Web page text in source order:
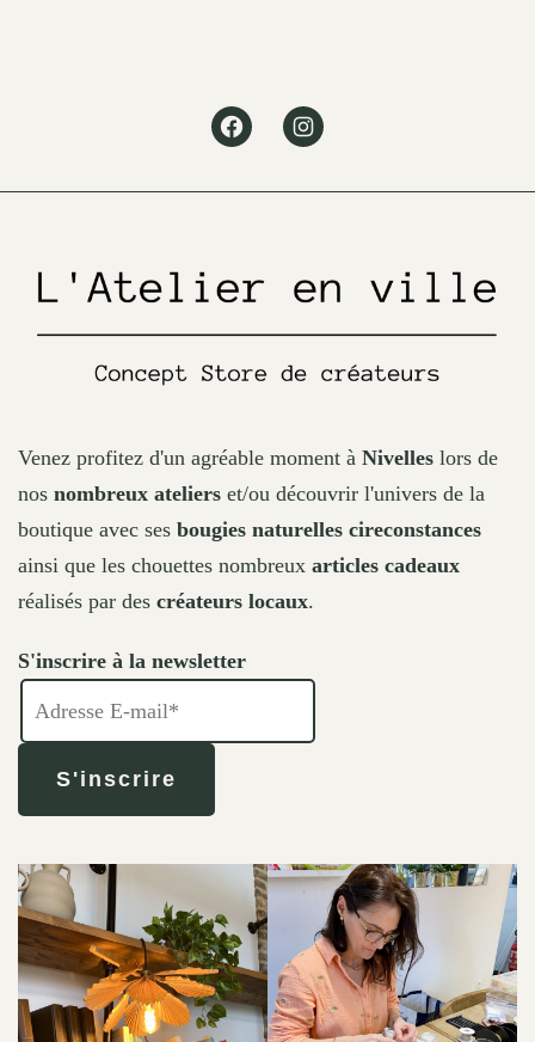
FacebookInstagram
Venez profitez d'un agréable moment à Nivelles lors de
nos nombreux ateliers et/ou découvrir l'univers de la
boutique avec ses bougies naturelles cireconstances
ainsi que les chouettes nombreux articles cadeaux
réalisés par des créateurs locaux.
S'inscrire à la newsletter